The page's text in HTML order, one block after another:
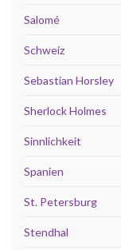
Salomé
Schweiz
Sebastian Horsley
Sherlock Holmes
Sinnlichkeit
Spanien
St. Petersburg
Stendhal